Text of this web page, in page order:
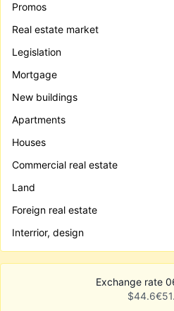
Promos
Real estate market
Legislation
Mortgage
New buildings
Apartments
Houses
Commercial real estate
Land
Foreign real estate
Interrior, design
Exchange rate
$44.6€